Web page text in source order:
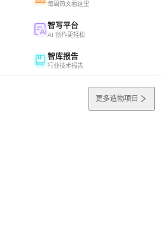
每周热文看这里
智写平台
AI 创作更轻松
智库报告
行业技术报告
更多造物项目